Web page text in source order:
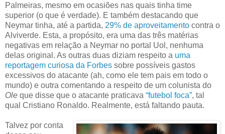
Palmeiras, mesmo em ocasiões nas quais tinha time
superior (o que é verdade). E também destacando que
Neymar tinha, até a partida, 29% de aproveitamento contra o
Alviverde. Esta, a propósito, era uma das três matérias
negativas em relação a Neymar no portal Uol, nenhuma
delas original. As outras duas diziam respeito a uma
reportagem curiosa da Forbes sobre possíveis gastos
excessivos do atacante (ah, como ele tem pais em todo o
mundo) e outra comentando a respeito de um colunista do
Ole que disse que o atacante praticava “futebol foca”, tal
qual Cristiano Ronaldo. Realmente, está faltando pauta.
Talvez por conta